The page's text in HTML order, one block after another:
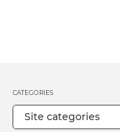
CATEGORIES
Site categories